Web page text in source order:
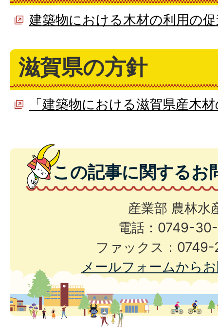
建築物における木材の利用の
滋賀県の方針
「建築物における滋賀県産木
この記事に関するお
産業部 農林水
電話：0749-
ファックス：
メールフォームから